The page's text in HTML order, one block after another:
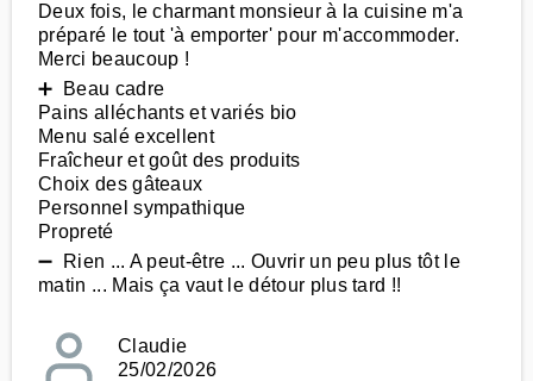
Deux fois, le charmant monsieur à la cuisine m'a
préparé le tout 'à emporter' pour m'accommoder.
Merci beaucoup !
➕ Beau cadre
Pains alléchants et variés bio
Menu salé excellent
Fraîcheur et goût des produits
Choix des gâteaux
Personnel sympathique
Propreté
➖ Rien ... A peut-être ... Ouvrir un peu plus tôt le
matin ... Mais ça vaut le détour plus tard !!
Claudie
25/02/2026